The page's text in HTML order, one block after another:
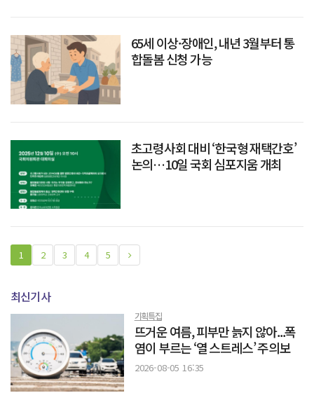
65세 이상·장애인, 내년 3월부터 통
합돌봄 신청 가능
초고령사회 대비 ‘한국형 재택간호’
논의…10일 국회 심포지움 개최
1 2 3 4 5
최신기사
기획특집
뜨거운 여름, 피부만 늙지 않아...폭
염이 부르는 ‘열 스트레스’ 주의보
2026-08-05 16:35